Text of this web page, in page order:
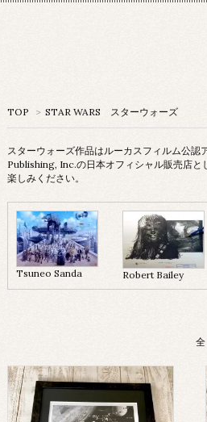
TOP > STAR WARS スターウォーズ
スターウォーズ作品はルーカスフィルム公
Publishing, Inc.の日本オフィシャル販売店と
楽しみください。
Tsuneo Sanda Robert Bailey